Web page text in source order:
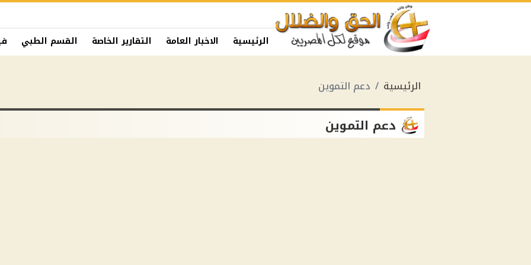
الرئيسية الاخبار العامة التقارير الخاصة القسم الطبي
الرئيسية دعم التموين
دعم التموين